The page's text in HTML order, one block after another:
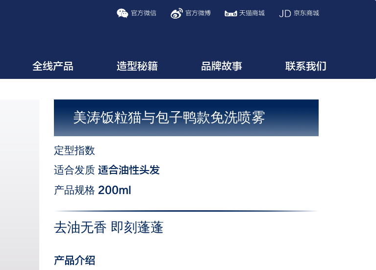
官方微信 官方微博 天猫商城 京东商城
全线产品 造型秘籍 品牌故事 联系我们
美涛饭粒猫与包子鸭款免洗喷雾
定型指数
适合发质 适合油性头发
产品规格 200ml
去油无香 即刻蓬蓬
产品介绍